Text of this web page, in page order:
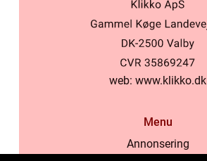
web: www.klikko.dk
Menu
Annonsering